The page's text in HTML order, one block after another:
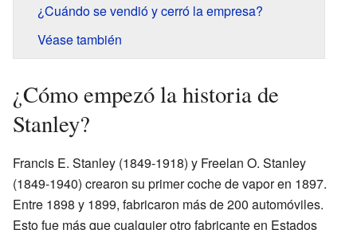
¿Cuándo se vendió y cerró la empresa?
Véase también
¿Cómo empezó la historia de
Stanley?
Francis E. Stanley (1849-1918) y Freelan O. Stanley
(1849-1940) crearon su primer coche de vapor en 1897.
Entre 1898 y 1899, fabricaron más de 200 automóviles.
Esto fue más que cualquier otro fabricante en Estados